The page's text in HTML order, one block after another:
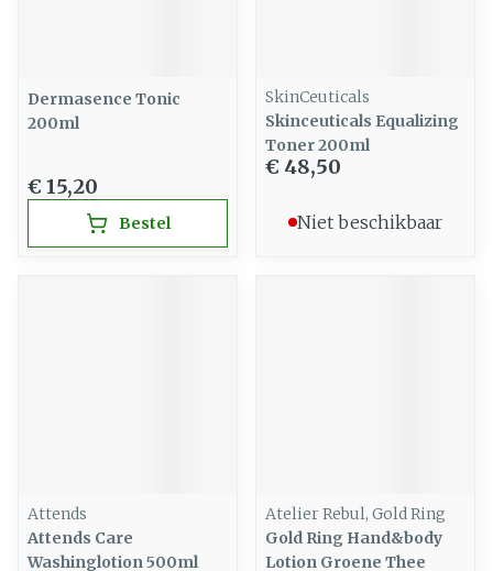
Dermasence Tonic
200ml
€ 15,20
Bestel
SkinCeuticals
Skinceuticals Equalizing
Toner 200ml
€ 48,50
Niet beschikbaar
Attends
Attends Care
Washinglotion 500ml
Atelier Rebul, Gold Ring
Gold Ring Hand&body
Lotion Groene Thee